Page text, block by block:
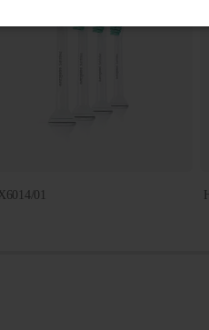
01